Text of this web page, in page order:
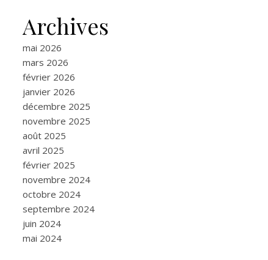
Archives
mai 2026
mars 2026
février 2026
janvier 2026
décembre 2025
novembre 2025
août 2025
avril 2025
février 2025
novembre 2024
octobre 2024
septembre 2024
juin 2024
mai 2024